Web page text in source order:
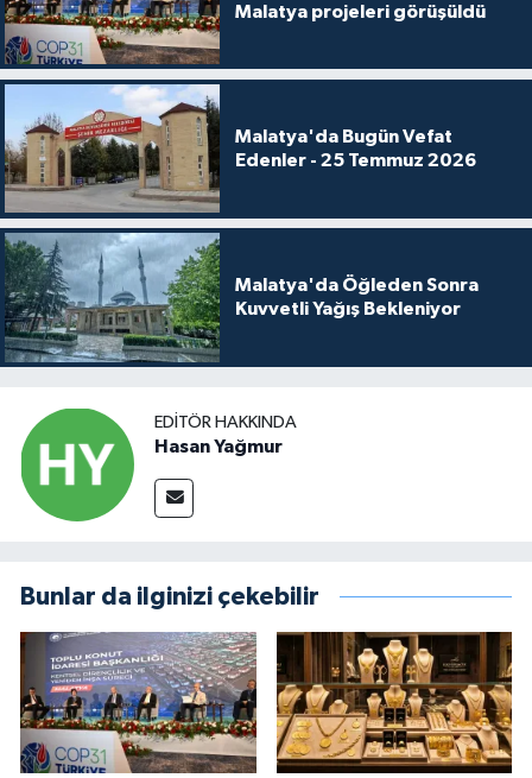
Malatya projeleri görüşüldü
Malatya'da Bugün Vefat
Edenler - 25 Temmuz 2026
Malatya'da Öğleden Sonra
Kuvvetli Yağış Bekleniyor
EDITÖR HAKKINDA
Hasan Yağmur
Bunlar da ilginizi çekebilir